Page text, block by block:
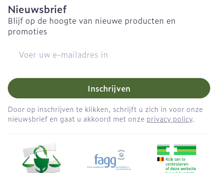
Nieuwsbrief
Blijf op de hoogte van nieuwe producten en
promoties
Inschrijven
Door op inschrijven te klikken, schrijft u zich in voor onze
nieuwsbrief en gaat u akkoord met onze privacy policy.